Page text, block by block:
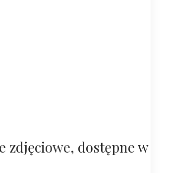
zdjęciowe, dostępne w